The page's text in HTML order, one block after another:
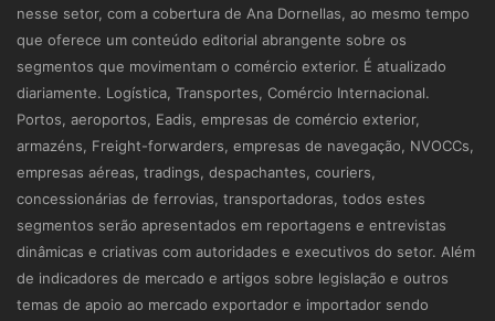
nesse setor, com a cobertura de Ana Dornellas, ao mesmo tempo
que oferece um conteúdo editorial abrangente sobre os
segmentos que movimentam o comércio exterior. É atualizado
diariamente. Logística, Transportes, Comércio Internacional.
Portos, aeroportos, Eadis, empresas de comércio exterior,
armazéns, Freight-forwarders, empresas de navegação, NVOCCs,
empresas aéreas, tradings, despachantes, couriers,
concessionárias de ferrovias, transportadoras, todos estes
segmentos serão apresentados em reportagens e entrevistas
dinâmicas e criativas com autoridades e executivos do setor. Além
de indicadores de mercado e artigos sobre legislação e outros
temas de apoio ao mercado exportador e importador sendo